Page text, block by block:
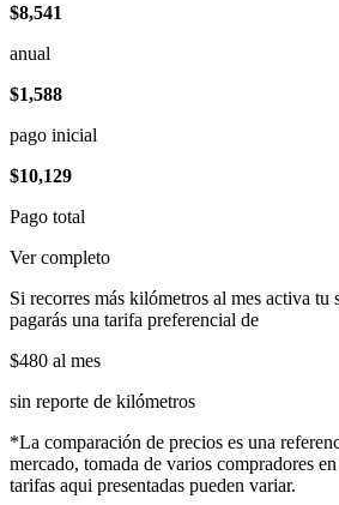
$8,541
anual
$1,588
pago inicial
$10,129
Pago total
Ver completo
Si recorres más kilómetros al mes activa tu
pagarás una tarifa preferencial de
$480 al mes
sin reporte de kilómetros
*La comparación de precios es una
mercado, tomada de varios compradores
tarifas aqui presentadas pueden variar.